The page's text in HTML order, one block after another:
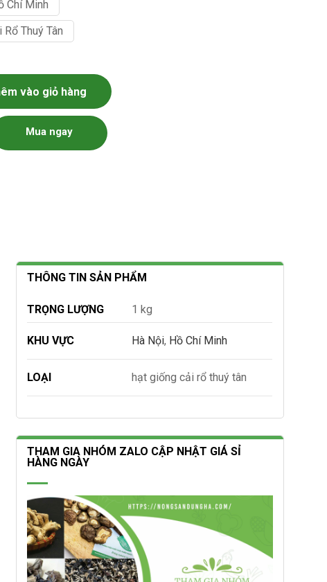
Chí Minh
Thuý Tân
vào giỏ hàng
Mua ngay
THÔNG TIN SẢN PHẨM
TRỌNG LƯỢNG 1 kg
KHU VỰC Hà Nội, Hồ Chí Minh
LOẠI hạt giống cải rổ thuý tân
THAM GIA NHÓM ZALO CẬP NHẬT GIÁ SỈ
HÀNG NGÀY